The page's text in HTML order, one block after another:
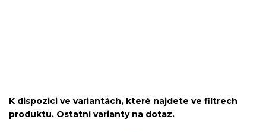
K dispozici ve variantách, které najdete ve filtrech
produktu. Ostatní varianty na dotaz.